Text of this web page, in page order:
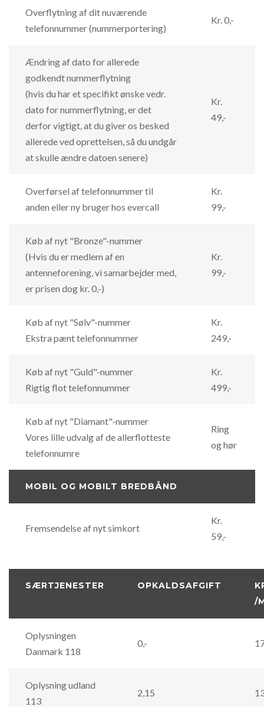
Overflytning af dit nuværende
telefonnummer (nummerportering)
Kr. 0,-
Ændring af dato for allerede
godkendt nummerflytning
(hvis du har et specifikt ønske vedr.
dato for nummerflytning, er det
derfor vigtigt, at du giver os besked
allerede ved oprettelsen, så du undgår
at skulle ændre datoen senere)
Kr.
49,-
Overførsel af telefonnummer til
anden eller ny bruger hos evercall
Kr.
99,-
Køb af nyt "Bronze"-nummer
(Hvis du er medlem af en
antenneforening, vi samarbejder med,
er prisen dog kr. 0,-)
Kr.
99,-
Køb af nyt "Sølv"-nummer
Ekstra pænt telefonnummer
Kr.
249,-
Køb af nyt "Guld"-nummer
Rigtig flot telefonnummer
Kr.
499,-
Køb af nyt "Diamant"-nummer
Vores lille udvalg af de allerflotteste
telefonnumre
Ring
og hør
MOBIL OG MOBILT BREDBÅND
Fremsendelse af nyt simkort
Kr.
59,-
SÆRTJENESTER OPKALDSAFGIFT
/
Oplysningen
Danmark 118
0,-
Oplysning udland
113
2,15